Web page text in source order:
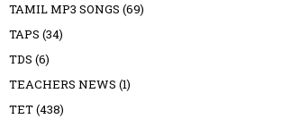
TAMIL MP3 SONGS (69)
TAPS (34)
TDS (6)
TEACHERS NEWS (1)
TET(438)